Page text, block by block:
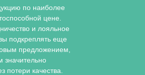
выявления
SARS-CoV-2 (ген
E), гриппа,
вирусами групп A
набор,
для
выявления
CoV-2 (ген
E) в образцах
по наиболее
цене.
и лояльное
подкреплять еще
предложением,
значительно
потери качества.